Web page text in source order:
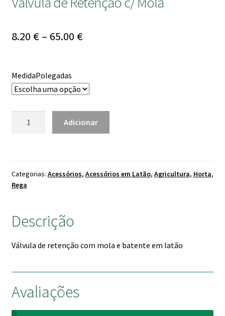
8.20 € – 65.00 €Price
through
65.00 €
MedidaPolegadas
c/
Mola
Adicionar
Categorias: Acessórios, Acessórios em Latão, Agricultura, Horta,
Rega
Descrição
Válvula de retenção com mola e batente em latão
Avaliações